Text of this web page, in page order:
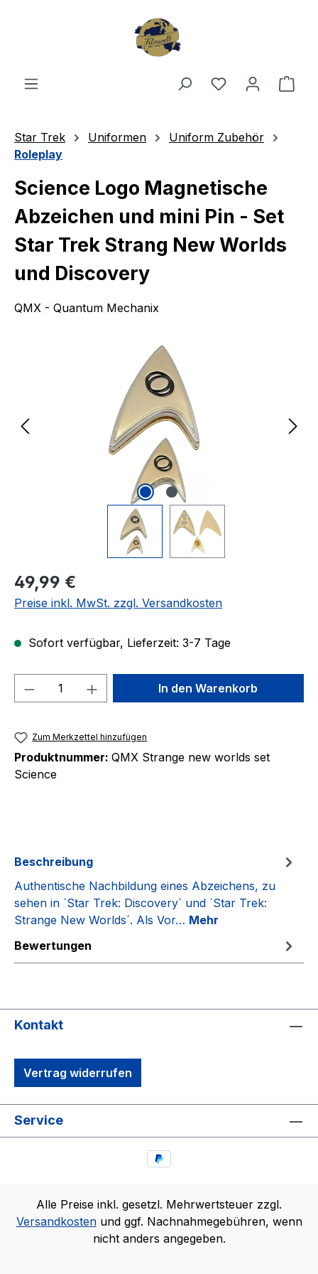
Du hast 0
Star Trek Uniformen
Uniform Zubehör
Roleplay
Science Logo Magnetische
Abzeichen und mini Pin - Set
Star Trek Strang New Worlds
und Discovery
QMX - Quantum Mechanix
Regulärer Preis:
49,99 €
Preise inkl. MwSt. zzgl. Versandkosten
Sofort verfügbar, Lieferzeit: 3-7 Tage
Produkt Anzahl: Gib denIn den Warenkorb
Zum Merkzettel hinzufügen
Produktnummer: QMX Strange new worlds set
Science
Beschreibung
Authentische Nachbildung eines Abzeichens, zu
sehen in `Star Trek: Discovery´ und `Star Trek:
Strange New Worlds´. Als Vor… Mehr
Bewertungen
Kontakt
Vertrag widerrufen
Service
Alle Preise inkl. gesetzl. Mehrwertsteuer zzgl.
Versandkostenund ggf. Nachnahmegebühren, wenn
nicht anders angegeben.